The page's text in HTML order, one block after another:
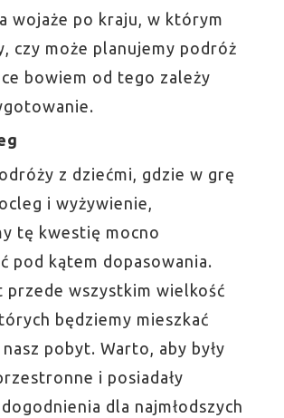
wojaże po kraju, w którym
czy może planujemy podróż
bowiem od tego zależy
z dziećmi, gdzie w grę
i wyżywienie,
tę kwestię mocno
pod kątem dopasowania.
przede wszystkim wielkość
będziemy mieszkać
nasz pobyt. Warto, aby były
i posiadały
dla najmłodszych